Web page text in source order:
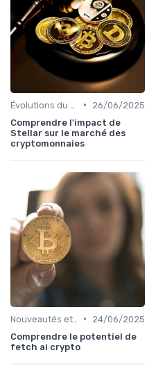
•
26/06/2025
Comprendre l'impact de
Stellar sur le marché des
cryptomonnaies
•
24/06/2025
Comprendre le potentiel de
fetch ai crypto